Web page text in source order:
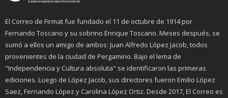
El Correo de Firmat fue fundado el 11 de octubre de 1914 por
Fernando Toscano y su sobrino Enrique Toscano. Meses después, se
sumó a ellos un amigo de ambos: Juan Alfredo López Jacob, todos
provenientes de la ciudad de Pergamino. Bajo el lema de
"Independencia y Cultura absoluta" se identificaron las primeras
ediciones. Luego de López Jacob, sus directores fueron Emilio López
Saez, Fernando López y Carolina López Ortiz. Desde 2017, El Correo es